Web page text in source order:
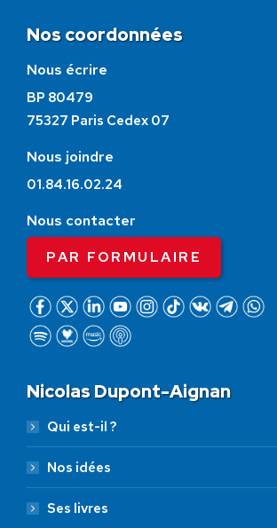
Nos coordonnées
Nous écrire
BP 80479
75327 Paris Cedex 07
Nous joindre
01.84.16.02.24
Nous contacter
PAR FORMULAIRE
Nicolas Dupont-Aignan
Qui est-il ?
Nos idées
Ses livres